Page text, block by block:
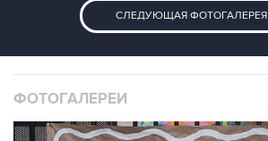
СЛЕДУЮЩАЯ ФОТОГАЛЕРЕЯ
ФОТОГАЛЕРЕИ